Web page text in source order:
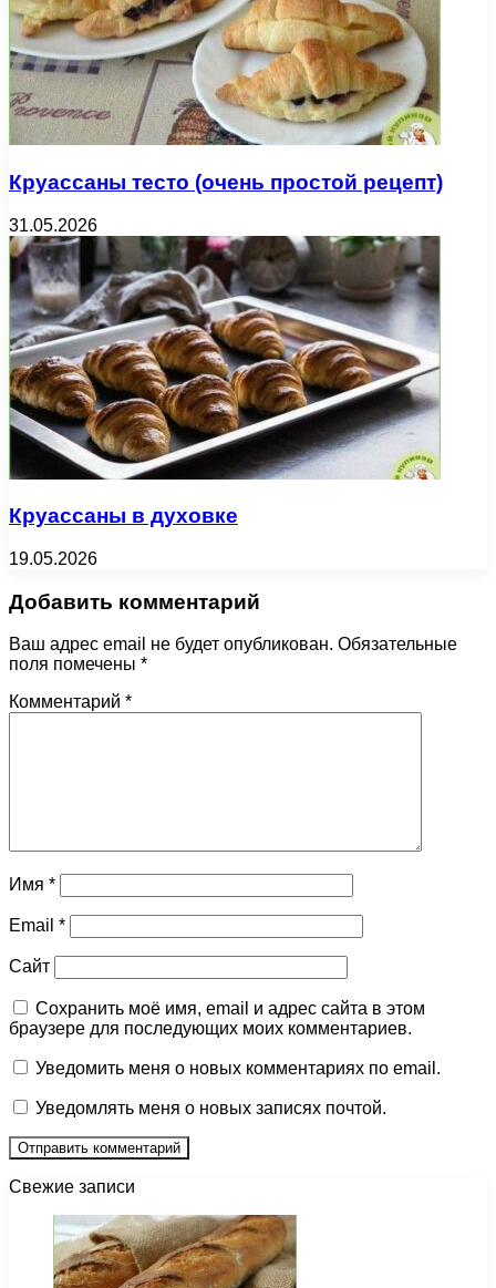
Круассаны тесто (очень простой рецепт)
31.05.2026
Круассаны в духовке
19.05.2026
Добавить комментарий
Ваш адрес email не будет опубликован. Обязательные
поля помечены *
Комментарий *
Имя *
Email *
Сайт
Сохранить моё имя, email и адрес сайта в этом
браузере для последующих моих комментариев.
Уведомить меня о новых комментариях по email.
Уведомлять меня о новых записях почтой.
Свежие записи